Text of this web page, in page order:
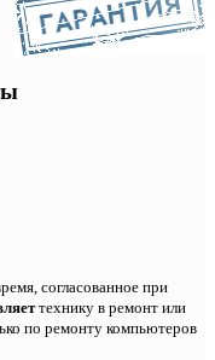
согласованное при
технику в ремонт или
по ремонту компьютеров